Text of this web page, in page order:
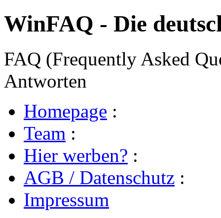
WinFAQ - Die
FAQ (Frequently Asked
Antworten
Homepage :
Team :
Hier werben? :
AGB / Datenschutz :
Impressum